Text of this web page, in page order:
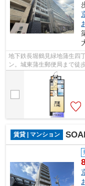
地下鉄長堀鶴見緑地蒲生四
ン。城東蒲生郵便局まで徒
内ごみ置き場などが揃って
賃貸 | マンション